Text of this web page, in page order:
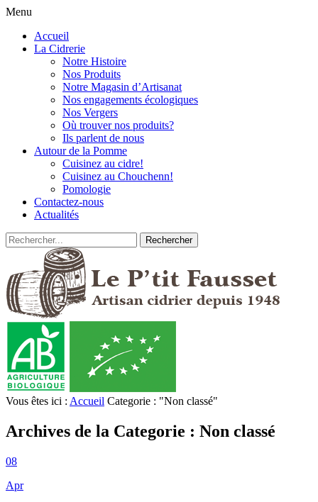
Menu
Accueil
La Cidrerie
Notre Histoire
Nos Produits
Notre Magasin d’Artisanat
Nos engagements écologiques
Nos Vergers
Où trouver nos produits?
Ils parlent de nous
Autour de la Pomme
Cuisinez au cidre!
Cuisinez au Chouchenn!
Pomologie
Contactez-nous
Actualités
Vous êtes ici : Accueil Categorie : "Non classé"
Archives de la Categorie : Non classé
08
Apr